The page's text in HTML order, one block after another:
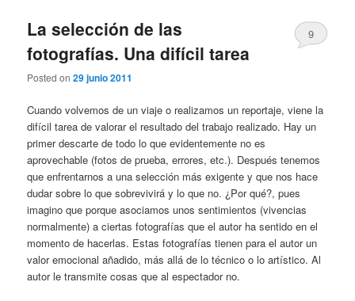
La selección de las
fotografías. Una difícil tarea
Posted on29 junio 2011
9
Cuando volvemos de un viaje o realizamos un reportaje, viene la
difícil tarea de valorar el resultado del trabajo realizado. Hay un
primer descarte de todo lo que evidentemente no es
aprovechable (fotos de prueba, errores, etc.). Después tenemos
que enfrentarnos a una selección más exigente y que nos hace
dudar sobre lo que sobrevivirá y lo que no. ¿Por qué?, pues
imagino que porque asociamos unos sentimientos (vivencias
normalmente) a ciertas fotografías que el autor ha sentido en el
momento de hacerlas. Estas fotografías tienen para el autor un
valor emocional añadido, más allá de lo técnico o lo artístico. Al
autor le transmite cosas que al espectador no.